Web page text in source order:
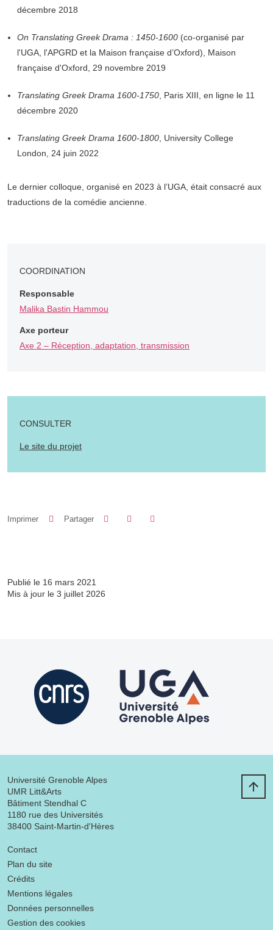
décembre 2018
On Translating Greek Drama : 1450-1600 (co-organisé par
l'UGA, l'APGRD et la Maison française d’Oxford), Maison
française d'Oxford, 29 novembre 2019
Translating Greek Drama 1600-1750 , Paris XIII, en ligne le 11
décembre 2020
Translating Greek Drama 1600-1800 , University College
London, 24 juin 2022
Le dernier colloque, organisé en 2023 à l’UGA, était consacré aux
traductions de la comédie ancienne.
COORDINATION
Responsable
Malika Bastin Hammou
Axe porteur
Axe 2 – Réception, adaptation, transmission
CONSULTER
Le site du projet
Imprimer Partager Partager sur Facebook
Partager sur LinkedIn
Publié le 16 mars 2021
Mis à jour le 3 juillet 2026
Université Grenoble Alpes
UMR Litt&Arts
Bâtiment Stendhal C
1180 rue des Universités
38400 Saint-Martin-d'Hères
Menu footer
Contact
Plan du site
Crédits
Mentions légales
Données personnelles
Gestion des cookies